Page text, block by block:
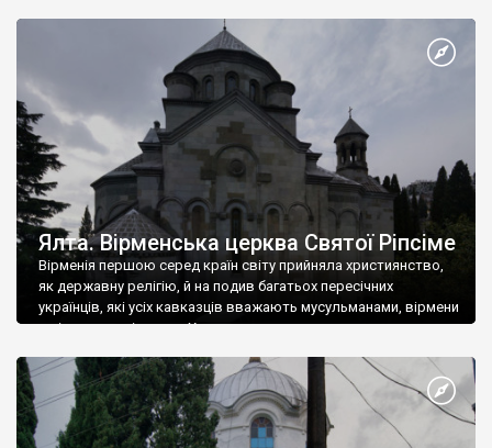
Херсонесі Володимир-язичник, став Василем-християнином.
А потім було Хрещення Русі. На честь Херсонесу Таврійського
Ялта. Вірменська церква Святої Ріпсіме
Вірменія першою серед країн світу прийняла християнство,
як державну релігію, й на подив багатьох пересічних
українців, які усіх кавказців вважають мусульманами, вірмени
є відданими вірянами Христа